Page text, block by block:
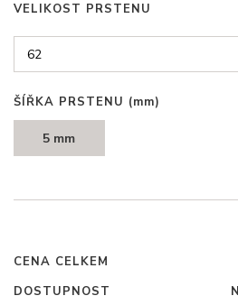
VELIKOST PRSTENU
ŠÍŘKA PRSTENU (mm)
5 mm
CENA CELKEM
DOSTUPNOST